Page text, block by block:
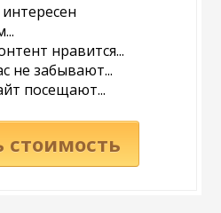
нравится...
не забывают...
посещают...
стоимость